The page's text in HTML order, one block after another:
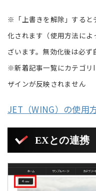
※「上書きを解除」すると
化されます（使用方法に
ざいます。無効化後は必ず
※新着記事一覧にカテゴリ
ザインが反映されません
JET（WING）の使用
EXとの連携